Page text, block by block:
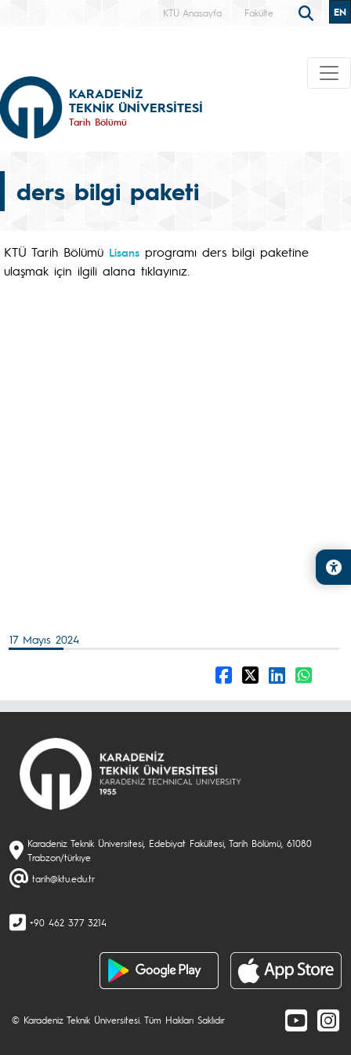
KTÜ Anasayfa Fakülte EN
KARADENİZ
TEKNİK ÜNİVERSİTESİ
Tarih Bölümü
ders bilgi paketi
KTÜ Tarih Bölümü Lisans programı ders bilgi paketine
ulaşmak için ilgili alana tıklayınız.
17 Mayıs 2024
Karadeniz Teknik Üniversitesi, Edebiyat Fakültesi, Tarih Bölümü, 61080
Trabzon/türkıye
tarih@ktu.edu.tr
+90 462 377 3214
© Karadeniz Teknik Üniversitesi. Tüm Hakları Saklıdır